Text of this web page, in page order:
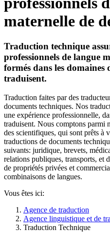
maternelle de
Traduction technique
professionnels de langue
formés dans les domaines
traduisent.
Traduction faites par des
documents techniques. Nos
une expérience professionnelle,
traduisent. Nous comptons parmi
des scientifiques, qui sont prêts à
traductions de documents
suivants: juridique, brevets,
relations publiques, transports, et
de propriétés privées et
combinaisons de langues.
Vous êtes ici:
Agence de traduction
Agence linguistique et de
Traduction Technique